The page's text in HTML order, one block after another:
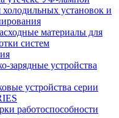
установок и
материалы для
систем
зарядные устройства
устройства серии
работоспособности